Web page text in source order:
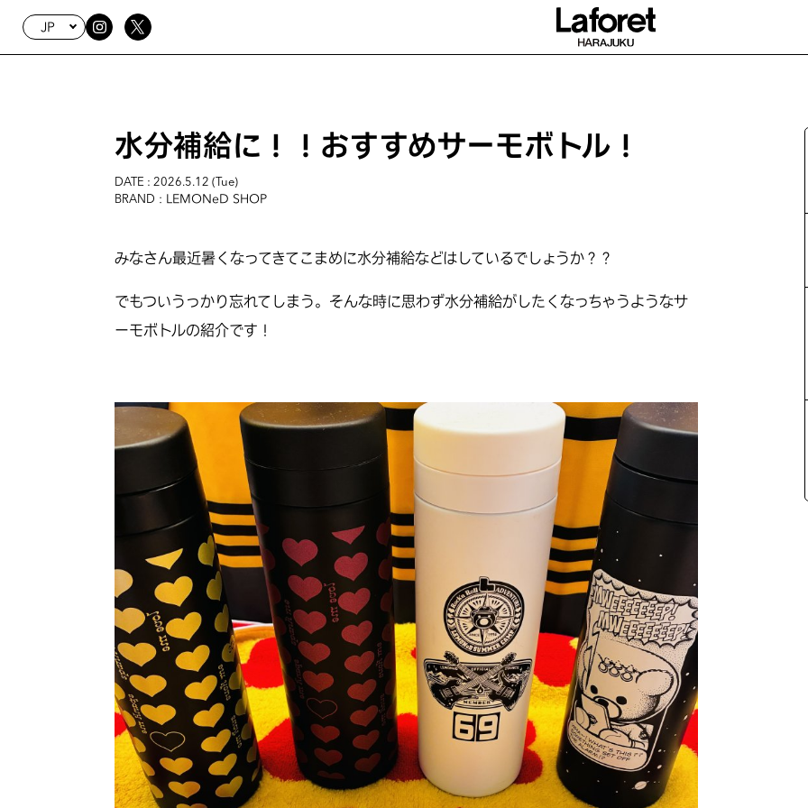
JP
水分補給に！！おすすめサーモボトル！
DATE : 2026.5.12 (Tue)
BRAND : LEMONeD SHOP
みなさん最近暑くなってきてこまめに水分補給などはしているでしょうか？？
でもついうっかり忘れてしまう。そんな時に思わず水分補給がしたくなっちゃうようなサ
ーモボトルの紹介です！